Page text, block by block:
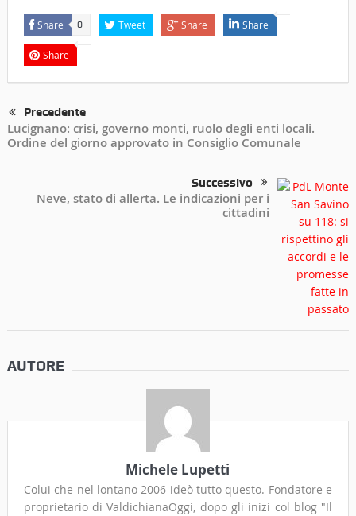
Share 0 Tweet Share Share
Share
Precedente
Lucignano: crisi, governo monti, ruolo degli enti locali.
Ordine del giorno approvato in Consiglio Comunale
Successivo
Neve, stato di allerta. Le indicazioni per i
cittadini
AUTORE
Michele Lupetti
Colui che nel lontano 2006 ideò tutto questo. Fondatore e
proprietario di ValdichianaOggi, dopo gli inizi col blog "Il